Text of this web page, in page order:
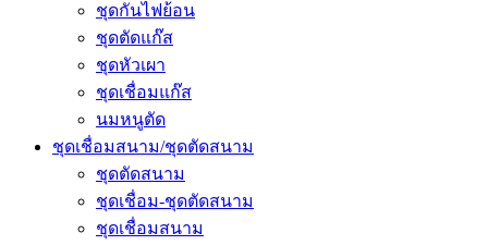
ชุดกันไฟย้อน
ชุดตัดแก๊ส
ชุดหัวเผา
ชุดเชื่อมแก๊ส
นมหนูตัด
ชุดเชื่อมสนาม/ชุดตัดสนาม
ชุดตัดสนาม
ชุดเชื่อม-ชุดตัดสนาม
ชุดเชื่อมสนาม